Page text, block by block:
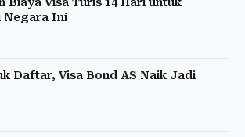
Negara Ini
Daftar, Visa Bond AS Naik Jadi